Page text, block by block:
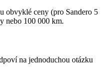
obvyklé ceny (pro Sandero 5
nebo 100 000 km.
na jednoduchou otázku